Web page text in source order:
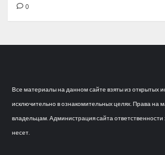
0
Все материалы на данном сайте взяты из открытых
исключительно в ознакомительных целях. Права на
владельцам. Администрация сайта
несет.